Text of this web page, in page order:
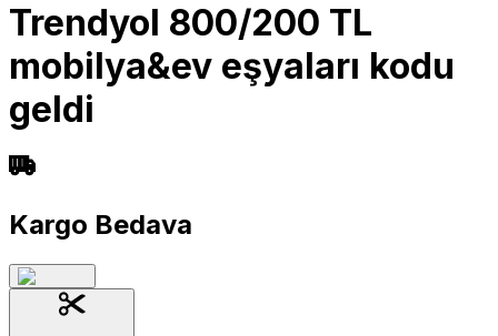
Trendyol 800/200 TL
mobilya&ev eşyaları kodu
geldi
Kargo Bedava